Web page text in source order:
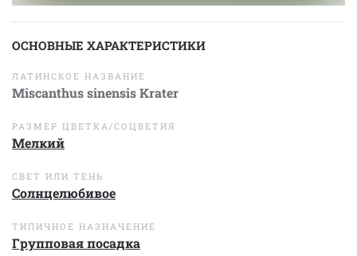
ОСНОВНЫЕ ХАРАКТЕРИСТИКИ
ЛАТИНСКОЕ НАЗВАНИЕ
Miscanthus sinensis Krater
РАЗМЕР ЦВЕТКА/СОЦВЕТИЯ
Мелкий
СВЕТ ИЛИ ТЕНЬ
Солнцелюбивое
ТИПИЧНОЕ НАЗНАЧЕНИЕ
Групповая посадка